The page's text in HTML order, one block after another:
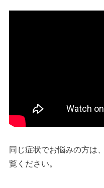
同じ症状でお悩みの方は
覧ください。